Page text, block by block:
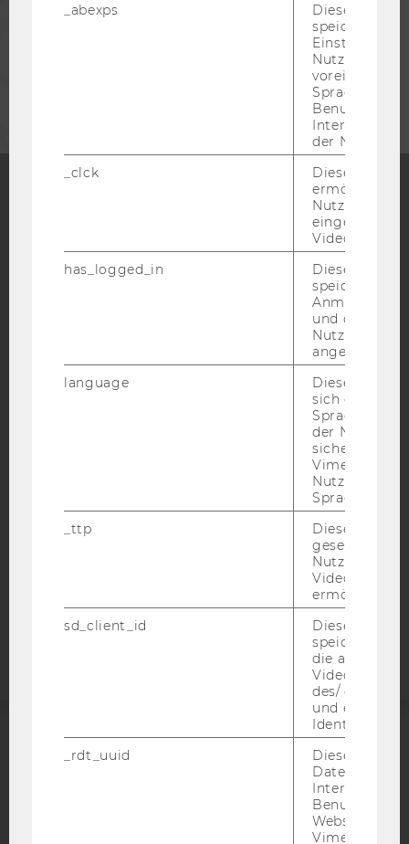
MITARBEITENDE
Blog
Bluesky
BARRIEREFREIHEITSERKLÄRUNG WEBSEITE
DATENSCHUTZERKLÄRUNG SOCIAL MEDIA
DATENSCHUTZERKLÄRUNG
STUDIENBEWERBER*INNEN UND STUDIERENDE
Barrierefreiheitserklärung
ACCREDITED BY:
_abexps
Dieses Cookie
speichert
Nutzer*in, zB.
Sprache,
der Nutzer*in
_clck
Dieses Cookie
ermöglicht
Nutzung des
Video Players
has_logged_in
Dieses Cookie
speichert
und ob sich
Nutzer*in
angemeldet
language
Dieses
sich die
der
Vimeo in der
Nutzer
Sprache
_ttp
Dieser
gesetzt, um
Nutzung des
Videoplayers
ermöglichen
sd_client_id
Dieses Cookie
speichert
die aktuellen
des/ der
und einen
_rdt_uuid
Dieses
Daten über
Interaktionen
Websites, auf
Vimeo-Video